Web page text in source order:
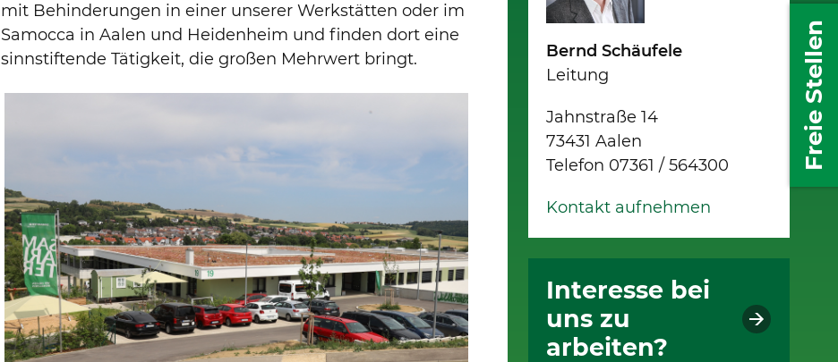
mit Behinderungen in einer unserer Werkstätten oder im
Samocca in Aalen und Heidenheim und finden dort eine
sinnstiftende Tätigkeit, die großen Mehrwert bringt.
Bernd Schäufele
Leitung
Jahnstraße 14
73431 Aalen
Telefon 07361 / 564300
Kontakt aufnehmen
Interesse bei
uns zu
arbeiten?
Freie Stellen